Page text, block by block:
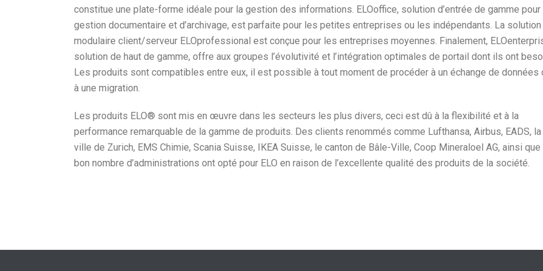
constitue une plate-forme idéale pour la gestion des informations. ELOoffice, solution d’entrée de gamme pour
gestion documentaire et d’archivage, est parfaite pour les petites entreprises ou les indépendants. La solution
modulaire client/serveur ELOprofessional est conçue pour les entreprises moyennes. Finalement,
solution de haut de gamme, offre aux groupes l’évolutivité et l’intégration optimales de portail dont ils ont
Les produits sont compatibles entre eux, il est possible à tout moment de procéder à un échange de données
à une migration.
Les produits ELO® sont mis en œuvre dans les secteurs les plus divers, ceci est dû à la flexibilité et à la
performance remarquable de la gamme de produits. Des clients renommés comme Lufthansa, Airbus, EADS, la
ville de Zurich, EMS Chimie, Scania Suisse, IKEA Suisse, le canton de Bâle-Ville, Coop Mineraloel AG, ainsi que
bon nombre d’administrations ont opté pour ELO en raison de l’excellente qualité des produits de la société.